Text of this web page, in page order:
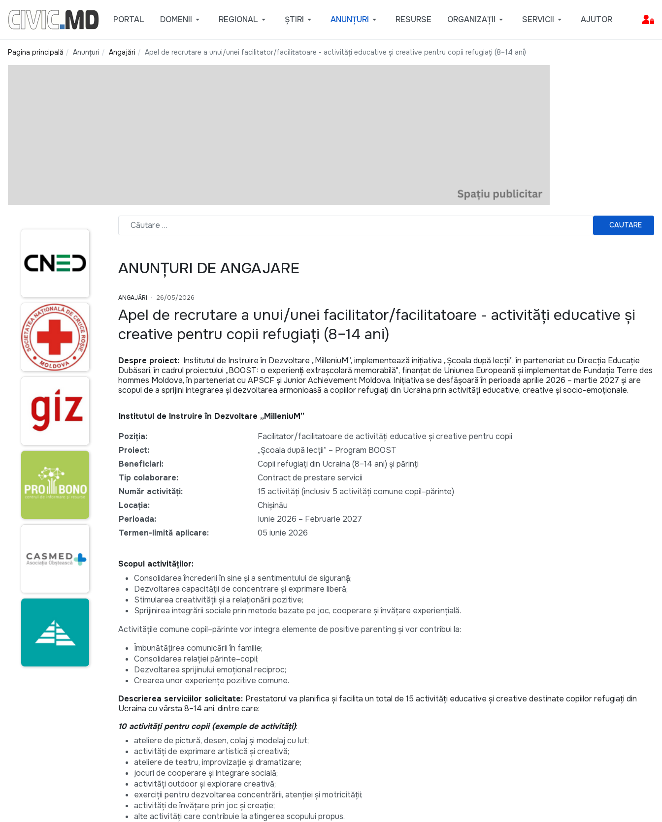
PORTAL DOMENII REGIONAL ȘTIRI ANUNȚURI RESURSE ORGANIZAȚII SERVICII AJUTOR
Pagina principală Anunțuri Angajări Apel de recrutare a unui/unei facilitator/facilitatoare - activități educative și creative pentru copii refugiați (8–14 ani)
CAUTARE
ANUNȚURI DE ANGAJARE
ANGAJĂRI 26/05/2026
Apel de recrutare a unui/unei facilitator/facilitatoare - activități educative și
creative pentru copii refugiați (8–14 ani)
Despre proiect: Institutul de Instruire în Dezvoltare „MilleniuM”, implementează inițiativa „Școala după lecții”, în parteneriat cu Direcția Educație
Dubăsari, în cadrul proiectului „BOOST: o experiență extrașcolară memorabilă", finanțat de Uniunea Europeană și implementat de Fundația Terre des
hommes Moldova, în parteneriat cu APSCF și Junior Achievement Moldova. Inițiativa se desfășoară în perioada aprilie 2026 – martie 2027 și are
scopul de a sprijini integrarea și dezvoltarea armonioasă a copiilor refugiați din Ucraina prin activități educative, creative și socio-emoționale.
Institutul de Instruire în Dezvoltare „MilleniuM”
Poziția:
Facilitator/facilitatoare de activități educative și creative pentru copii
Proiect:
„Școala după lecții” – Program BOOST
Beneficiari:
Copii refugiați din Ucraina (8–14 ani) și părinți
Tip colaborare:
Contract de prestare servicii
Număr activități:
15 activități (inclusiv 5 activități comune copil–părinte)
Locația:
Chișinău
Perioada:
Iunie 2026 – Februarie 2027
Termen-limită aplicare:
05 iunie 2026
Scopul activităților:
Consolidarea încrederii în sine și a sentimentului de siguranță;
Dezvoltarea capacității de concentrare și exprimare liberă;
Stimularea creativității și a relaționării pozitive;
Sprijinirea integrării sociale prin metode bazate pe joc, cooperare și învățare experiențială.
Activitățile comune copil–părinte vor integra elemente de positive parenting și vor contribui la:
Îmbunătățirea comunicării în familie;
Consolidarea relației părinte–copil;
Dezvoltarea sprijinului emoțional reciproc;
Crearea unor experiențe pozitive comune.
Descrierea serviciilor solicitate: Prestatorul va planifica și facilita un total de 15 activități educative și creative destinate copiilor refugiați din
Ucraina cu vârsta 8–14 ani, dintre care:
10 activități pentru copii (exemple de activități):
ateliere de pictură, desen, colaj și modelaj cu lut;
activități de exprimare artistică și creativă;
ateliere de teatru, improvizație și dramatizare;
jocuri de cooperare și integrare socială;
activități outdoor și explorare creativă;
exerciții pentru dezvoltarea concentrării, atenției și motricității;
activități de învățare prin joc și creație;
alte activități care contribuie la atingerea scopului propus.